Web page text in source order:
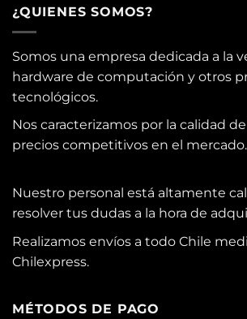
¿QUIENES SOMOS?
Somos una empresa dedicada a la
hardware de computación y otros
tecnológicos.
Nos caracterizamos por la calidad
precios competitivos en el mercado.
Nuestro personal está altamente
resolver tus dudas a la hora de
Realizamos envíos a todo Chile
Chilexpress.
MÉTODOS DE PAGO